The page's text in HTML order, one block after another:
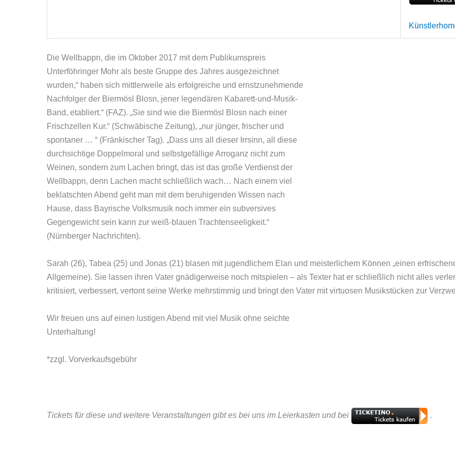
Die Wellbappn, die im Oktober 2017 mit dem Publikumspreis
Unterföhringer Mohr als beste Gruppe des Jahres ausgezeichnet
wurden,“ haben sich mittlerweile als erfolgreiche und ernstzunehmende
Nachfolger der Biermösl Blosn, jener legendären Kabarett-und-Musik-
Band, etabliert.“ (FAZ). „Sie sind wie die Biermösl Blosn nach einer
Frischzellen Kur.“ (Schwäbische Zeitung), „nur jünger, frischer und
spontaner … “ (Fränkischer Tag). „Dass uns all dieser Irrsinn, all diese
durchsichtige Doppelmoral und selbstgefällige Arroganz nicht zum
Weinen, sondern zum Lachen bringt, das ist das große Verdienst der
Wellbappn, denn Lachen macht schließlich wach… Nach einem viel
beklatschten Abend geht man mit dem beruhigenden Wissen nach
Hause, dass Bayrische Volksmusik noch immer ein subversives
Gegengewicht sein kann zur weiß-blauen Trachtenseeligkeit.“
(Nürnberger Nachrichten).
Sarah (26), Tabea (25) und Jonas (21) blasen mit jugendlichem Elan und meisterlichem Können „einen
Allgemeine). Sie lassen ihren Vater gnädigerweise noch mitspielen – als Texter hat er schließlich nicht alles
kritisiert, verbessert, vertont seine Werke mehrstimmig und bringt den Vater mit virtuosen Musikstücken zur
Wir freuen uns auf einen lustigen Abend mit viel Musik ohne seichte
Unterhaltung!
*zzgl. Vorverkaufsgebühr
Tickets für diese und weitere Veranstaltungen gibt es bei uns im Leierkasten und bei .